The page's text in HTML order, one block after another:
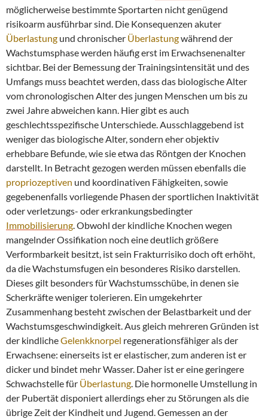
möglicherweise bestimmte Sportarten nicht genügend
risikoarm ausführbar sind. Die Konsequenzen akuter
Überlastung und chronischer Überlastungwährend der
Wachstumsphase werden häufig erst im Erwachsenenalter
sichtbar. Bei der Bemessung der Trainingsintensität und des
Umfangs muss beachtet werden, dass das biologische Alter
vom chronologischen Alter des jungen Menschen um bis zu
zwei Jahre abweichen kann. Hier gibt es auch
geschlechtsspezifische Unterschiede. Ausschlaggebend ist
weniger das biologische Alter, sondern eher objektiv
erhebbare Befunde, wie sie etwa das Röntgen der Knochen
darstellt. In Betracht gezogen werden müssen ebenfalls die
propriozeptiven und koordinativen Fähigkeiten, sowie
gegebenenfalls vorliegende Phasen der sportlichen Inaktivität
oder verletzungs- oder erkrankungsbedingter
Immobilisierung. Obwohl der kindliche Knochen wegen
mangelnder Ossifikation noch eine deutlich größere
Verformbarkeit besitzt, ist sein Frakturrisiko doch oft erhöht,
da die Wachstumsfugen ein besonderes Risiko darstellen.
Dieses gilt besonders für Wachstumsschübe, in denen sie
Scherkräfte weniger tolerieren. Ein umgekehrter
Zusammenhang besteht zwischen der Belastbarkeit und der
Wachstumsgeschwindigkeit. Aus gleich mehreren Gründen ist
der kindlicheGelenkknorpel regenerationsfähiger als der
Erwachsene: einerseits ist er elastischer, zum anderen ist er
dicker und bindet mehr Wasser. Daher ist er eine geringere
Schwachstelle für Überlastung. Die hormonelle Umstellung in
der Pubertät disponiert allerdings eher zu Störungen als die
übrige Zeit der Kindheit und Jugend. Gemessen an der